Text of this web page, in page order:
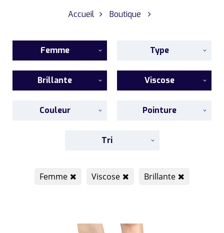
Accueil Boutique
Femme Type
Brillante Viscose
Couleur Pointure
Tri
Femme Viscose Brillante